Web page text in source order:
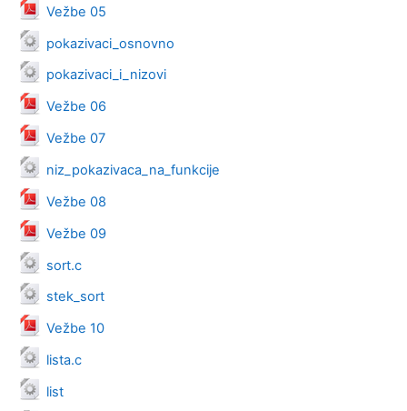
Vežbe 05
Datoteka
pokazivaci_osnovno
Datoteka
pokazivaci_i_nizovi
Datoteka
Vežbe 06
Datoteka
Vežbe 07
Datoteka
niz_pokazivaca_na_funkcije
Datoteka
Vežbe 08
Datoteka
Vežbe 09
Datoteka
sort.c
Datoteka
stek_sortDatoteka
Vežbe 10
Datoteka
lista.c
Datoteka
list
Datoteka